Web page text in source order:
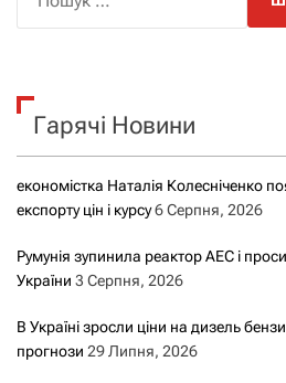
к
Гарячі Новини
економістка Наталія Колесніченко
експорту цін і курсу6 Серпня, 2026
Румунія зупинила реактор АЕС і
України 3 Серпня, 2026
В Україні зросли ціни на дизель
прогнози 29 Липня, 2026